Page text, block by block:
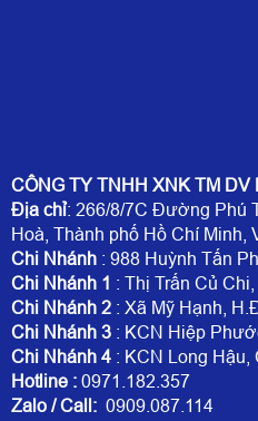
CÔNG TY TNHH XNK TM DV
Địa chỉ: 266/8/7C Đường Phú
Hoà, Thành phố Hồ Chí Minh,
Chi Nhánh : 988 Huỳnh Tấn
Chi Nhánh 1 : Thị Trấn Củ
Chi Nhánh 2 : Xã Mỹ Hạnh,
Chi Nhánh 3 : KCN Hiệp
Chi Nhánh 4 : KCN Long Hậu,
Hotline : 0971.182.357
Zalo / Call: 0909.087.114